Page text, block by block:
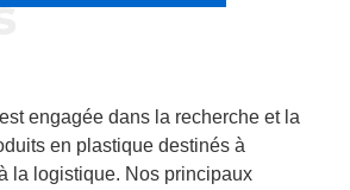
engagée dans la recherche et la
en plastique destinés à
la logistique. Nos principaux